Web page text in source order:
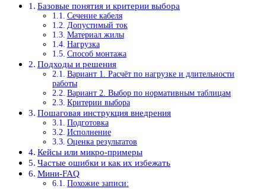
Базовые понятия и критерии выбора
Сечение кабеля
Допустимый ток
Материал жилы
Нагрузка
Способ монтажа
Подходы и решения
Вариант 1. Расчёт по нагрузке и длительности
работы
Вариант 2. Выбор по нормативным таблицам
Критерии выбора
Пошаговая инструкция внедрения
Подготовка
Исполнение
Оценка результатов
Кейсы или микро-примеры
Частые ошибки и как их избежать
Мини-FAQ
Похожие записи: